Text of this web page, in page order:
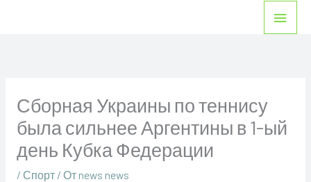
Сборная Украины по теннису
была сильнее Аргентины в 1-ый
день Кубка Федерации
/ Спорт/ От news news